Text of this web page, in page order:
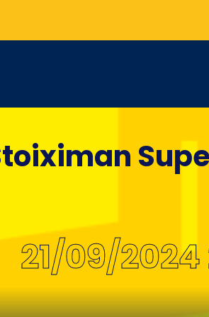
21/09/2024